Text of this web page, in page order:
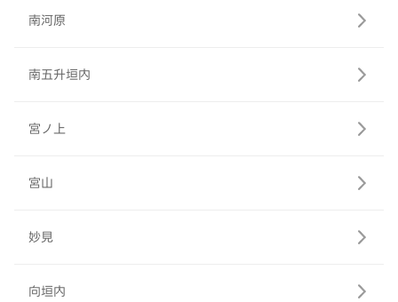
南河原
南五升垣内
宮ノ上
宮山
妙見
向垣内